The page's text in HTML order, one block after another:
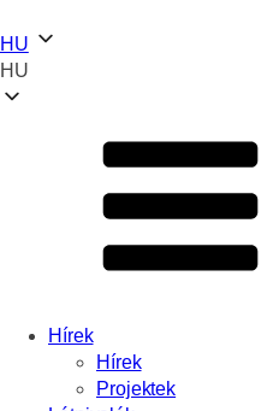
HU
HU
Hírek
Hírek
Projektek